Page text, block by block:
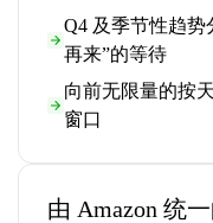
Q4 及季节性趋
再来”的等待
向前无限量的按
窗口
由 Amazon 统